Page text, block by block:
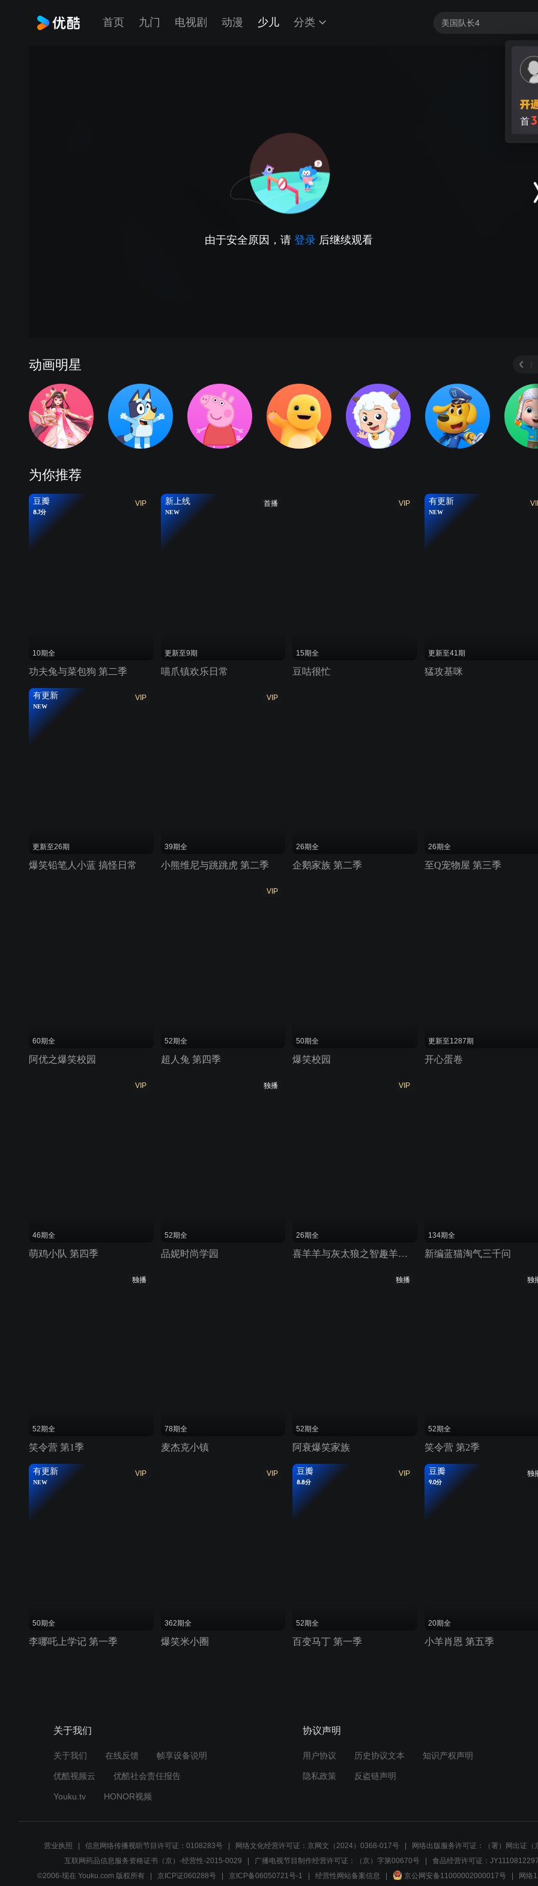
首页 九门 电视剧 动漫 少儿 分类
首3
由于安全原因，请 登录 后继续观看
动画明星
为你推荐
VIP
豆瓣
8.7分
10期全
功夫兔与菜包狗 第二季
首播
新上线
NEW
更新至9期
喵爪镇欢乐日常
VIP
15期全
豆咕很忙
有更新
NEW
更新至41期
猛攻基咪
VIP
有更新
NEW
更新至26期
爆笑铅笔人小蓝 搞怪日常
VIP
39期全
小熊维尼与跳跳虎 第二季
26期全
企鹅家族 第二季
26期全
至Q宠物屋 第三季
60期全
阿优之爆笑校园
VIP
52期全
超人兔 第四季
50期全
爆笑校园
更新至1287期
开心蛋卷
VIP
46期全
萌鸡小队 第四季
独播
52期全
品妮时尚学园
VIP
26期全
喜羊羊与灰太狼之智趣羊学堂之五奇幻成语书
134期全
新编蓝猫淘气三千问
独播
52期全
笑令营 第1季
78期全
麦杰克小镇
独播
52期全
阿衰爆笑家族
独
52期全
笑令营 第2季
VIP
有更新
NEW
50期全
李哪吒上学记 第一季
VIP
362期全
爆笑米小圈
VIP
豆瓣
8.8分
52期全
百变马丁 第一季
独
豆瓣
9.0分
20期全
小羊肖恩 第五季
关于我们
关于我们 在线反馈 帧享设备说明
优酷视频云 优酷社会责任报告
Youku.tv HONOR视频
协议声明
用户协议 历史协议文本 知识产权声明
隐私政策 反盗链声明
营业执照 信息网络传播视听节目许可证：0108283号 网络文化经营许可证：京网文（2024）0368-017号
网络出版服务许可证：（署）网出证（
互联网药品信息服务资格证书（京）-经营性-2015-0029
广播电视节目制作经营许可证：（京）字第00670号
食品经营许可证：
©2006-现在 Youku.com 版权所有
京ICP证060288号 京ICP备06050721号-1 经营性网站备案信息 京公网安备11000002000017号 网络